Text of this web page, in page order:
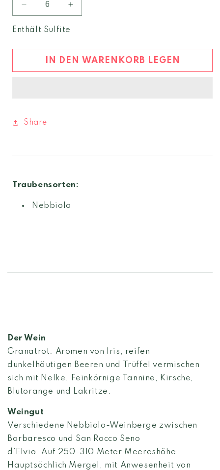
Verringere
die
Menge
Angelo
Barbaresco
2018
Erhöhe
die
Angelo
Barbaresco
2018
Enthält Sulfite
IN DEN WARENKORB LEGEN
Share
Traubensorten:
Nebbiolo
Der Wein
Granatrot. Aromen von Iris, reifen
dunkelhäutigen Beeren und Trüffel vermischen
sich mit Nelke. Feinkörnige Tannine, Kirsche,
Blutorange und Lakritze.
Weingut
Verschiedene Nebbiolo-Weinberge zwischen
Barbaresco und San Rocco Seno
d’Elvio. Auf 250-310 Meter Meereshöhe.
Hauptsächlich Mergel, mit Anwesenheit von